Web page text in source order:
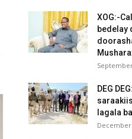
XOG:-
bedelay
DEG
lagala
December